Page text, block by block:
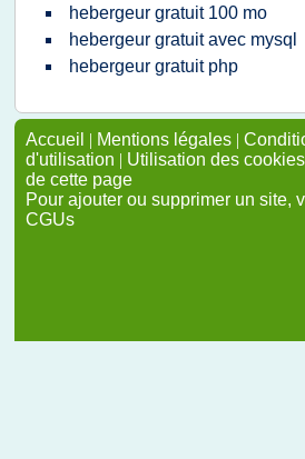
hebergeur gratuit 100 mo
hebergeur gratuit avec mysql
hebergeur gratuit php
Accueil | Mentions légales |
d'utilisation | Utilisation des cookies
de cette page
Pour ajouter ou supprimer un site,
CGUs